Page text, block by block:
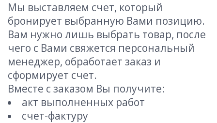
Мы выставляем счет, который
бронирует выбранную Вами позицию.
Вам нужно лишь выбрать товар, после
чего с Вами свяжется персональный
менеджер, обработает заказ и
сформирует счет.
Вместе с заказом Вы получите:
акт выполненных работ
счет-фактуру